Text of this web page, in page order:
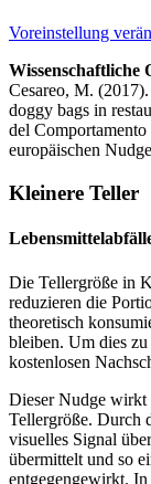
Voreinstellung
Wissenschaftliche
Cesareo, M.
doggy bags in
del
europäischen
Kleinere Teller
Die Tellergröße in
reduzieren die
theoretisch
bleiben. Um dies
kostenlosen
Dieser Nudge wirkt
Tellergröße. Durch
visuelles Signal
übermittelt und so
entgegengewirkt.